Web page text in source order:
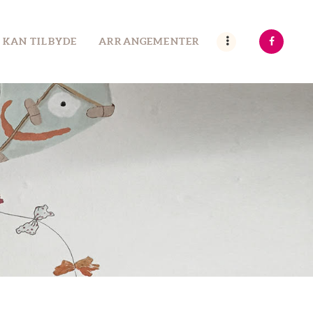
KAN TILBYDE ARRANGEMENTER